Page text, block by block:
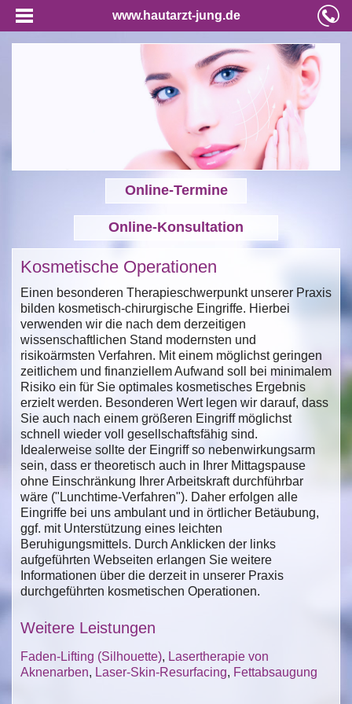
www.hautarzt-jung.de
Online-Termine
Online-Konsultation
Kosmetische Operationen
Einen besonderen Therapieschwerpunkt unserer Praxis
bilden kosmetisch-chirurgische Eingriffe. Hierbei
verwenden wir die nach dem derzeitigen
wissenschaftlichen Stand modernsten und
risikoärmsten Verfahren. Mit einem möglichst geringen
zeitlichem und finanziellem Aufwand soll bei minimalem
Risiko ein für Sie optimales kosmetisches Ergebnis
erzielt werden. Besonderen Wert legen wir darauf, dass
Sie auch nach einem größeren Eingriff möglichst
schnell wieder voll gesellschaftsfähig sind.
Idealerweise sollte der Eingriff so nebenwirkungsarm
sein, dass er theoretisch auch in Ihrer Mittagspause
ohne Einschränkung Ihrer Arbeitskraft durchführbar
wäre ("Lunchtime-Verfahren"). Daher erfolgen alle
Eingriffe bei uns ambulant und in örtlicher Betäubung,
ggf. mit Unterstützung eines leichten
Beruhigungsmittels. Durch Anklicken der links
aufgeführten Webseiten erlangen Sie weitere
Informationen über die derzeit in unserer Praxis
durchgeführten kosmetischen Operationen.
Weitere Leistungen
Faden-Lifting (Silhouette), Lasertherapie von
Aknenarben, Laser-Skin-Resurfacing, Fettabsaugung